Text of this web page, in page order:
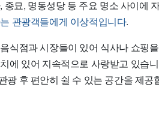
종묘, 명동성당 등 주요 명소 사이에
관광객들에게 이상적입니다.
식점과 시장들이 있어 식사나 쇼핑
에 있어 지속적으로 사랑받고 있습
광 후 편안히 쉴 수 있는 공간을 제공